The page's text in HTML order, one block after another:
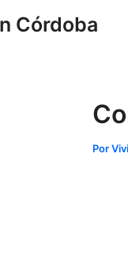
Córdoba
Por
de